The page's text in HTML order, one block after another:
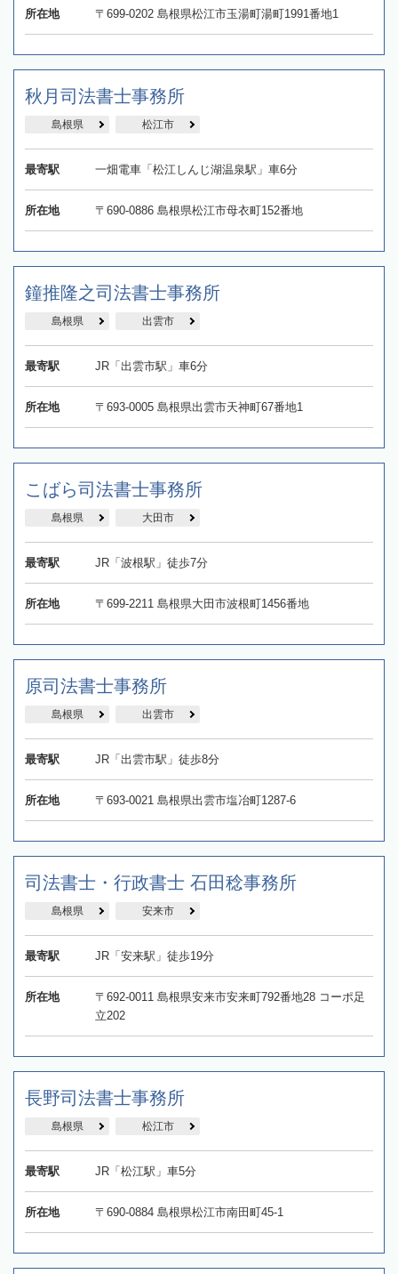
所在地 〒699-0202 島根県松江市玉湯町湯町1991番地1
秋月司法書士事務所
島根県 松江市
最寄駅 一畑電車「松江しんじ湖温泉駅」車6分
所在地 〒690-0886 島根県松江市母衣町152番地
鐘推隆之司法書士事務所
島根県 出雲市
最寄駅 JR「出雲市駅」車6分
所在地 〒693-0005 島根県出雲市天神町67番地1
こばら司法書士事務所
島根県 大田市
最寄駅 JR「波根駅」徒歩7分
所在地 〒699-2211 島根県大田市波根町1456番地
原司法書士事務所
島根県 出雲市
最寄駅 JR「出雲市駅」徒歩8分
所在地 〒693-0021 島根県出雲市塩冶町1287-6
司法書士・行政書士 石田稔事務所
島根県 安来市
最寄駅 JR「安来駅」徒歩19分
所在地
〒692-0011 島根県安来市安来町792番地28 コーポ足
立202
長野司法書士事務所
島根県 松江市
最寄駅 JR「松江駅」車5分
所在地 〒690-0884 島根県松江市南田町45-1